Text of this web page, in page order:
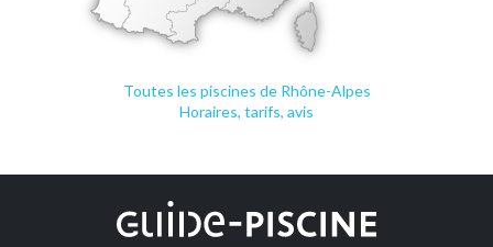
Toutes les piscines de Rhône-Alpes
Horaires, tarifs, avis